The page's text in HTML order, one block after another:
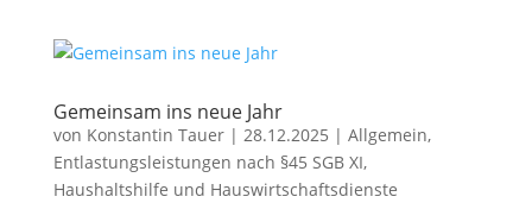
Gemeinsam ins neue Jahr
von Konstantin Tauer| 28.12.2025 | Allgemein,
Entlastungsleistungen nach §45 SGB XI,
Haushaltshilfe und Hauswirtschaftsdienste